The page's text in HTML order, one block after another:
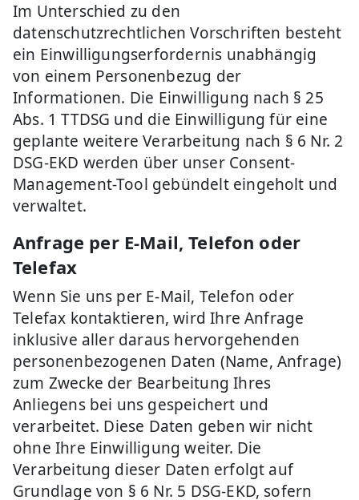
Im Unterschied zu den
datenschutzrechtlichen Vorschriften besteht
ein Einwilligungserfordernis unabhängig
von einem Personenbezug der
Informationen. Die Einwilligung nach § 25
Abs. 1 TTDSG und die Einwilligung für eine
geplante weitere Verarbeitung nach § 6 Nr. 2
DSG-EKD werden über unser Consent-
Management-Tool gebündelt eingeholt und
verwaltet.
Anfrage per E-Mail, Telefon oder
Telefax
Wenn Sie uns per E-Mail, Telefon oder
Telefax kontaktieren, wird Ihre Anfrage
inklusive aller daraus hervorgehenden
personenbezogenen Daten (Name, Anfrage)
zum Zwecke der Bearbeitung Ihres
Anliegens bei uns gespeichert und
verarbeitet. Diese Daten geben wir nicht
ohne Ihre Einwilligung weiter. Die
Verarbeitung dieser Daten erfolgt auf
Grundlage von § 6 Nr. 5 DSG-EKD, sofern